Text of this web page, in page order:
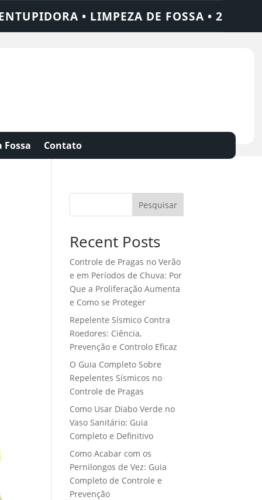
LIMPEZA DE FOSSA • 24 HORAS •
Fossa Contato
Pesquisar
Recent Posts
Controle de Pragas no Verão
e em Períodos de Chuva: Por
Que a Proliferação Aumenta
e Como se Proteger
Repelente Sísmico Contra
Roedores: Ciência,
Prevenção e Controlo Eficaz
O Guia Completo Sobre
Repelentes Sísmicos no
Controle de Pragas
Como Usar Diabo Verde no
Vaso Sanitário: Guia
Completo e Definitivo
Como Acabar com os
Pernilongos de Vez: Guia
Completo de Controle e
Prevenção